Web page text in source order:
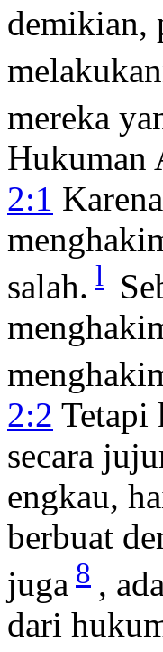
demikian,
mereka
Hukuman
2:1
salah. l
2:2 Tetapi
secara
engkau,
berbuat
juga 8 ,
dari